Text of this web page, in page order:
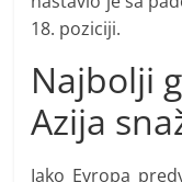
18. poziciji.
Najbolji
Azija
Iako Evropa